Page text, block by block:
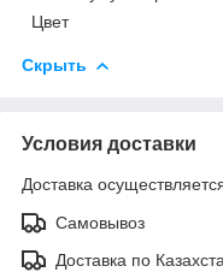
Цвет
Скрыть
Условия доставки
Доставка
Самовывоз
Доставка по